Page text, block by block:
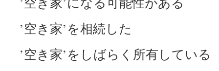
’空き家’を相続した
’空き家’をしばらく所有している